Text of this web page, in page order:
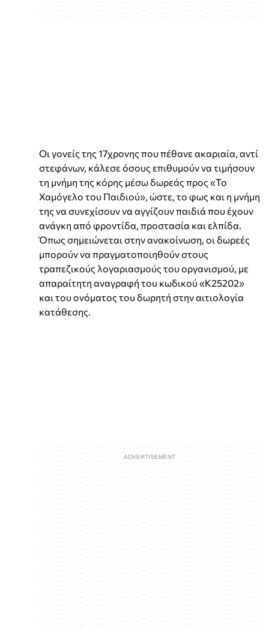
Οι γονείς της 17χρονης που πέθανε ακαριαία, αντί
στεφάνων, κάλεσε όσους επιθυμούν να τιμήσουν
τη μνήμη της κόρης μέσω δωρεάς προς «Το
Χαμόγελο του Παιδιού», ώστε, το φως και η μνήμη
της να συνεχίσουν να αγγίζουν παιδιά που έχουν
ανάγκη από φροντίδα, προστασία και ελπίδα.
Όπως σημειώνεται στην ανακοίνωση, οι δωρεές
μπορούν να πραγματοποιηθούν στους
τραπεζικούς λογαριασμούς του οργανισμού, με
απαραίτητη αναγραφή του κωδικού «Κ25202»
και του ονόματος του δωρητή στην αιτιολογία
κατάθεσης.